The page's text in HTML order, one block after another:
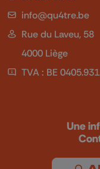
info@qu4tre.be
Rue du Laveu, 58
4000 Liège
TVA : BE
Une